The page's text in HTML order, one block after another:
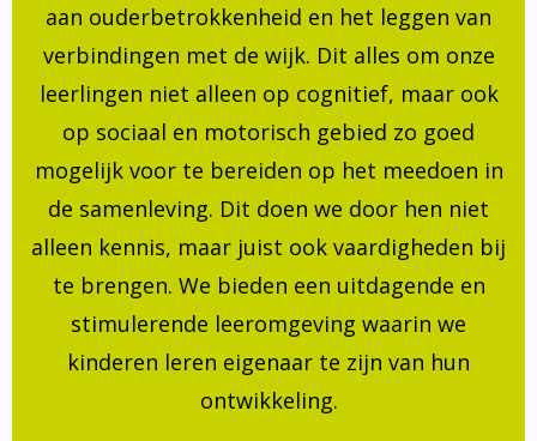
aan ouderbetrokkenheid en het leggen van
verbindingen met de wijk. Dit alles om onze
leerlingen niet alleen op cognitief, maar ook
op sociaal en motorisch gebied zo goed
mogelijk voor te bereiden op het meedoen in
de samenleving. Dit doen we door hen niet
alleen kennis, maar juist ook vaardigheden bij
te brengen. We bieden een uitdagende en
stimulerende leeromgeving waarin we
kinderen leren eigenaar te zijn van hun
ontwikkeling.